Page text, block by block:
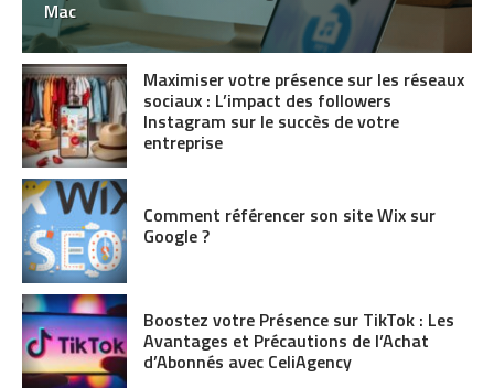
Mac
Maximiser votre présence sur les réseaux
sociaux : L’impact des followers
Instagram sur le succès de votre
entreprise
Comment référencer son site Wix sur
Google ?
Boostez votre Présence sur TikTok : Les
Avantages et Précautions de l’Achat
d’Abonnés avec CeliAgency